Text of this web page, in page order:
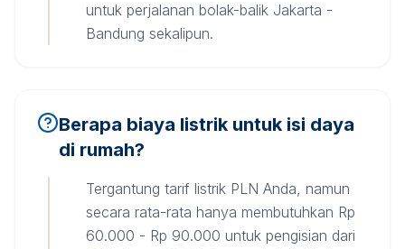
untuk perjalanan bolak-balik Jakarta -
Bandung sekalipun.
Berapa biaya listrik untuk isi daya
di rumah?
Tergantung tarif listrik PLN Anda, namun
secara rata-rata hanya membutuhkan Rp
60.000 - Rp 90.000 untuk pengisian dari